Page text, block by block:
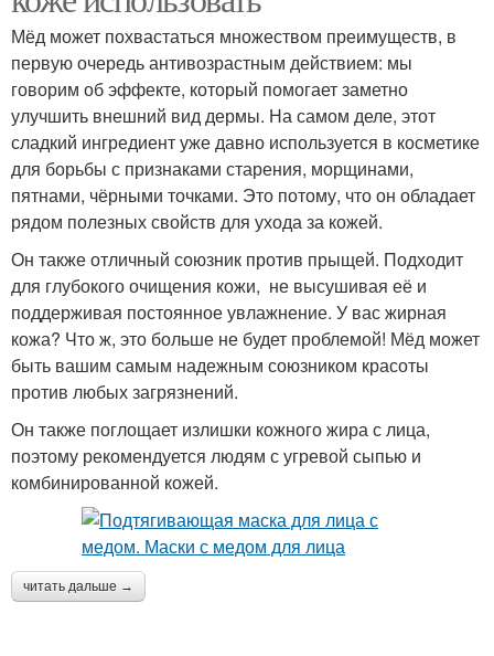
Мёд может похвастаться множеством преимуществ, в
первую очередь антивозрастным действием: мы
говорим об эффекте, который помогает заметно
улучшить внешний вид дермы. На самом деле, этот
сладкий ингредиент уже давно используется в косметике
для борьбы с признаками старения, морщинами,
пятнами, чёрными точками. Это потому, что он обладает
рядом полезных свойств для ухода за кожей.
Он также отличный союзник против прыщей. Подходит
для глубокого очищения кожи, не высушивая её и
поддерживая постоянное увлажнение. У вас жирная
кожа? Что ж, это больше не будет проблемой! Мёд может
быть вашим самым надежным союзником красоты
против любых загрязнений.
Он также поглощает излишки кожного жира с лица,
поэтому рекомендуется людям с угревой сыпью и
комбинированной кожей.
читать дальше →